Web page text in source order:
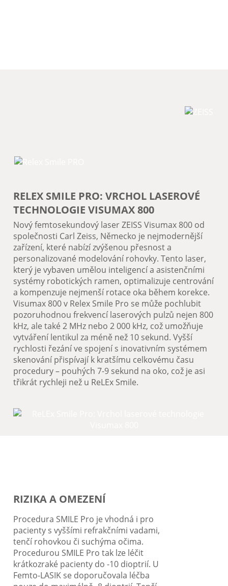
RELEX SMILE PRO: VRCHOL LASEROVÉ
TECHNOLOGIE VISUMAX 800
Nový femtosekundový laser ZEISS Visumax 800 od
společnosti Carl Zeiss, Německo je nejmodernější
zařízení, které nabízí zvýšenou přesnost a
personalizované modelování rohovky. Tento laser,
který je vybaven umělou inteligencí a asistenčními
systémy robotických ramen, optimalizuje centrování
a kompenzuje nejmenší rotace oka během korekce.
Visumax 800 v Relex Smile Pro se může pochlubit
pozoruhodnou frekvencí laserových pulzů nejen 800
kHz, ale také 2 MHz nebo 2 000 kHz, což umožňuje
vytváření lentikul za méně než 10 sekund. Vyšší
rychlosti řezání ve spojení s inovativním systémem
skenování přispívají k kratšímu celkovému času
procedury – pouhých 7-9 sekund na oko, což je asi
třikrát rychleji než u ReLEx Smile.
RIZIKA A OMEZENÍ
Procedura SMILE Pro je vhodná i pro
pacienty s vyššími refrakčními vadami,
tenčí rohovkou či suchýma očima.
Procedurou SMILE Pro tak lze léčit
krátkozraké pacienty do -10 dioptrií. U
Femto-LASIK se doporučovala léčba